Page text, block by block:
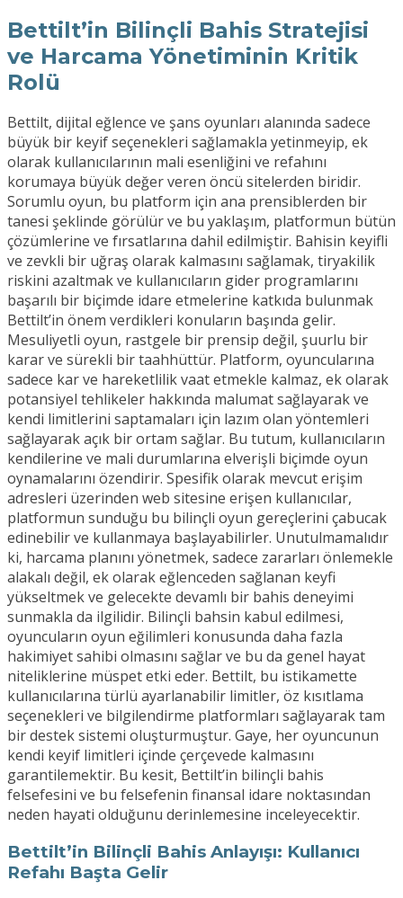
Bettilt’in Bilinçli Bahis Stratejisi
ve Harcama Yönetiminin Kritik
Rolü
Bettilt, dijital eğlence ve şans oyunları alanında sadece
büyük bir keyif seçenekleri sağlamakla yetinmeyip, ek
olarak kullanıcılarının mali esenliğini ve refahını
korumaya büyük değer veren öncü sitelerden biridir.
Sorumlu oyun, bu platform için ana prensiblerden bir
tanesi şeklinde görülür ve bu yaklaşım, platformun bütün
çözümlerine ve fırsatlarına dahil edilmiştir. Bahisin keyifli
ve zevkli bir uğraş olarak kalmasını sağlamak, tiryakilik
riskini azaltmak ve kullanıcıların gider programlarını
başarılı bir biçimde idare etmelerine katkıda bulunmak
Bettilt’in önem verdikleri konuların başında gelir.
Mesuliyetli oyun, rastgele bir prensip değil, şuurlu bir
karar ve sürekli bir taahhüttür. Platform, oyuncularına
sadece kar ve hareketlilik vaat etmekle kalmaz, ek olarak
potansiyel tehlikeler hakkında malumat sağlayarak ve
kendi limitlerini saptamaları için lazım olan yöntemleri
sağlayarak açık bir ortam sağlar. Bu tutum, kullanıcıların
kendilerine ve mali durumlarına elverişli biçimde oyun
oynamalarını özendirir. Spesifik olarak mevcut erişim
adresleri üzerinden web sitesine erişen kullanıcılar,
platformun sunduğu bu bilinçli oyun gereçlerini çabucak
edinebilir ve kullanmaya başlayabilirler. Unutulmamalıdır
ki, harcama planını yönetmek, sadece zararları önlemekle
alakalı değil, ek olarak eğlenceden sağlanan keyfi
yükseltmek ve gelecekte devamlı bir bahis deneyimi
sunmakla da ilgilidir. Bilinçli bahsin kabul edilmesi,
oyuncuların oyun eğilimleri konusunda daha fazla
hakimiyet sahibi olmasını sağlar ve bu da genel hayat
niteliklerine müspet etki eder. Bettilt, bu istikamette
kullanıcılarına türlü ayarlanabilir limitler, öz kısıtlama
seçenekleri ve bilgilendirme platformları sağlayarak tam
bir destek sistemi oluşturmuştur. Gaye, her oyuncunun
kendi keyif limitleri içinde çerçevede kalmasını
garantilemektir. Bu kesit, Bettilt’in bilinçli bahis
felsefesini ve bu felsefenin finansal idare noktasından
neden hayati olduğunu derinlemesine inceleyecektir.
Bettilt’in Bilinçli Bahis Anlayışı: Kullanıcı
Refahı Başta Gelir